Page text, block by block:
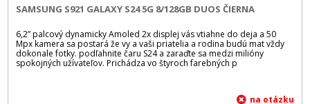
SAMSUNG S921 GALAXY S24 5G 8/128GB DUOS ČIERNA
6,2” palcový dynamicky Amoled 2x displej vás vtiahne do deja a 50
Mpx kamera sa postará že vy a vaši priatelia a rodina budú mat vždy
dokonale fotky. podľahnite čaru S24 a zaraďte sa medzi milióny
spokojných užívateľov. Prichádza vo štyroch farebných p